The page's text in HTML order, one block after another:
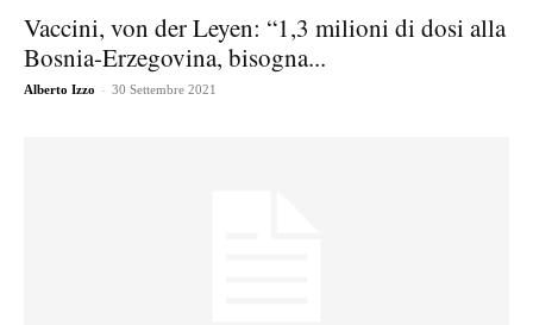
Vaccini, von der Leyen: “1,3 milioni di dosi alla
Bosnia-Erzegovina, bisogna...
Alberto Izzo - 30 Settembre 2021